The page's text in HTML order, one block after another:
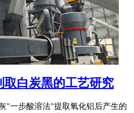
取白炭黑的工艺研究
"一步酸溶法"提取氧化铝后产生的